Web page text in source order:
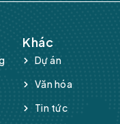
Khác
Dự án
Văn hóa
Tin tức